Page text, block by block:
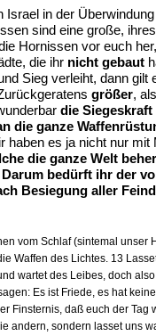
in der
sind eine große,
Hornissen vor euch
die ihr nicht gebaut
Sieg verleiht, dann
größer,
die
die ganze
es ja nicht nur
die ganze Welt
Darum bedürft ihr der
Besiegung aller
vom Schlaf (sintemal
des Lichtes. 13
wartet des Leibes, doch
Es ist Friede, es hat
daß euch der
sondern lasset uns